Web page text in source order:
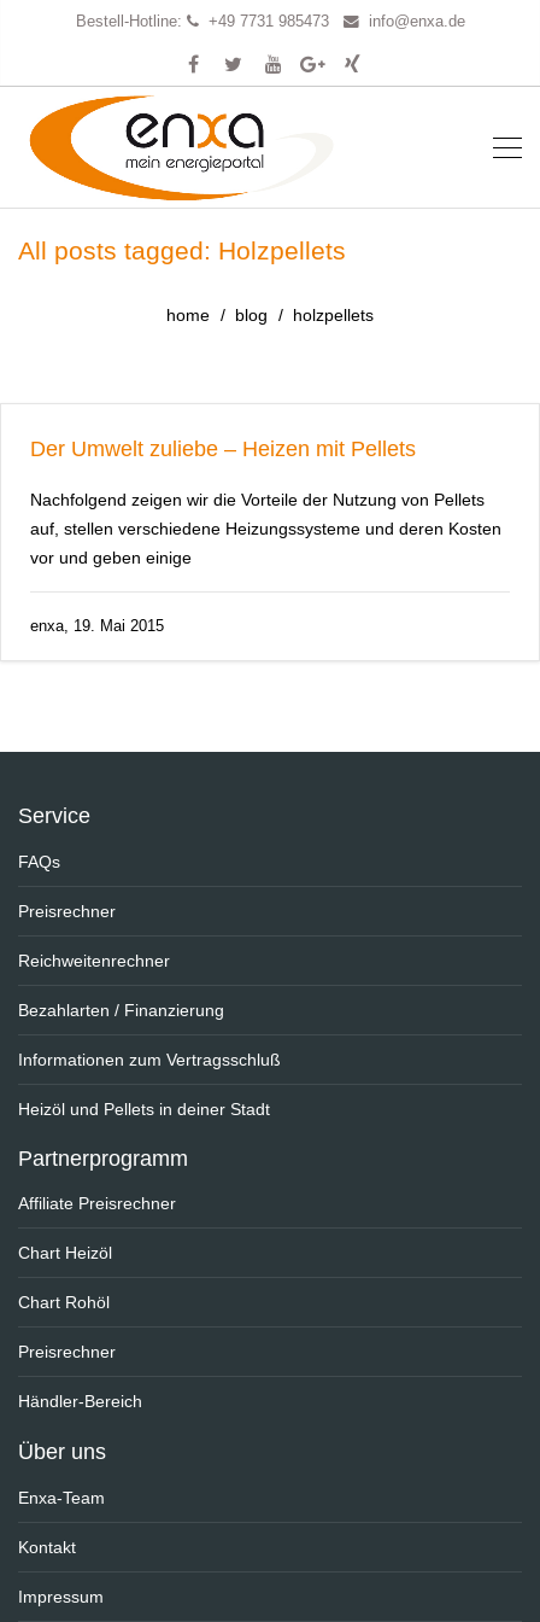
Bestell-Hotline: +49 7731 985473 info@enxa.de
All posts tagged: Holzpellets
home blog holzpellets
Der Umwelt zuliebe – Heizen mit Pellets
Nachfolgend zeigen wir die Vorteile der Nutzung von Pellets
auf, stellen verschiedene Heizungssysteme und deren Kosten
vor und geben einige
enxa, 19. Mai 2015
Service
FAQs
Preisrechner
Reichweitenrechner
Bezahlarten / Finanzierung
Informationen zum Vertragsschluß
Heizöl und Pellets in deiner Stadt
Partnerprogramm
Affiliate Preisrechner
Chart Heizöl
Chart Rohöl
Preisrechner
Händler-Bereich
Über uns
Enxa-Team
Kontakt
Impressum